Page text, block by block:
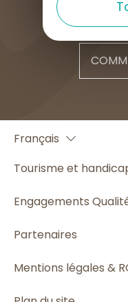
Français
Español
Tourisme et
Engagements
Partenaires
Mentions légales &